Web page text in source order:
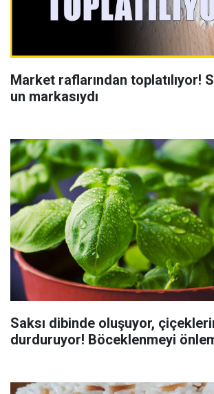
Market raflarından toplatılıyor!
un markasıydı
Saksı dibinde oluşuyor,
durduruyor! Böceklenmeyi